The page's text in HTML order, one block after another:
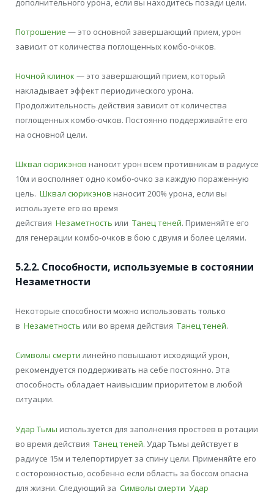
дополнительного урона, если вы находитесь позади цели.
Потрошение — это основной завершающий прием, урон
зависит от количества поглощенных комбо-очков.
Ночной клинок — это завершающий прием, который
накладывает эффект периодического урона.
Продолжительность действия зависит от количества
поглощенных комбо-очков. Постоянно поддерживайте его
на основной цели.
Шквал сюрикэнов наносит урон всем противникам в радиусе
10м и восполняет одно комбо-очко за каждую пораженную
цель. Шквал сюрикэнов наносит 200% урона, если вы
используете его во время
действия Незаметность или Танец теней. Применяйте его
для генерации комбо-очков в бою с двумя и более целями.
5.2.2. Способности, используемые в состоянии
Незаметности
Некоторые способности можно использовать только
в Незаметность или во время действия Танец теней.
Символы смертилинейно повышают исходящий урон,
рекомендуется поддерживать на себе постоянно. Эта
способность обладает наивысшим приоритетом в любой
ситуации.
Удар Тьмы используется для заполнения простоев в ротации
во время действия Танец теней. Удар Тьмы действует в
радиусе 15м и телепортирует за спину цели. Применяйте его
с осторожностью, особенно если область за боссом опасна
для жизни. Следующий за Символы смерти Удар